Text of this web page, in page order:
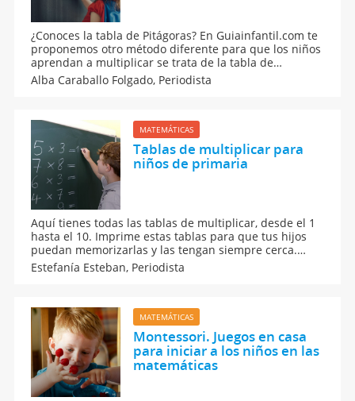
¿Conoces la tabla de Pitágoras? En Guiainfantil.com te
proponemos otro método diferente para que los niños
aprendan a multiplicar se trata de la tabla de
Pitágoras. Se trata de una única tabla con dos
coordenadas que además estimula otras habilidades
Alba Caraballo Folgado, Periodista
MATEMÁTICAS
Tablas de multiplicar para
niños de primaria
Aquí tienes todas las tablas de multiplicar, desde el 1
hasta el 10. Imprime estas tablas para que tus hijos
puedan memorizarlas y las tengan siempre cerca.
Practica la multiplicación con los niños con esas fichas
que hemos preparado con todo esmero para los niños
Estefanía Esteban, Periodista
MATEMÁTICAS
Montessori. Juegos en casa
para iniciar a los niños en las
matemáticas